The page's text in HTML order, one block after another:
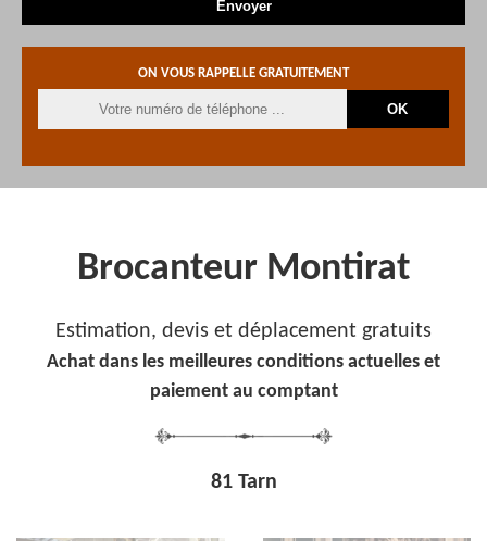
ON VOUS RAPPELLE GRATUITEMENT
Brocanteur Montirat
Estimation, devis et déplacement gratuits
Achat dans les meilleures conditions actuelles et
paiement au comptant
81 Tarn